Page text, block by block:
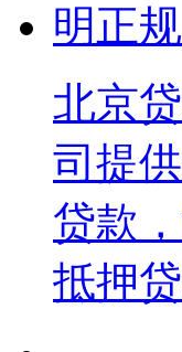
北京
司提
贷款
抵押贷